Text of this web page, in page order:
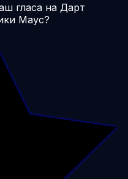
гласа на Дарт
Маус?